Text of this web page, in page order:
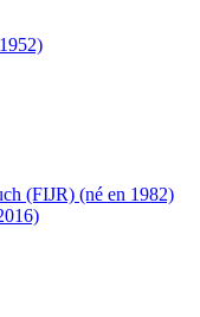
(FIJR) (né en 1982)